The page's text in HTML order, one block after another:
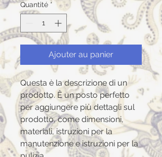
Quantité *
Ajouter au panier
Questa è la descrizione di un
prodotto. È un posto perfetto
per aggiungere più dettagli sul
prodotto, come dimensioni,
materiali, istruzioni per la
manutenzione e istruzioni per la